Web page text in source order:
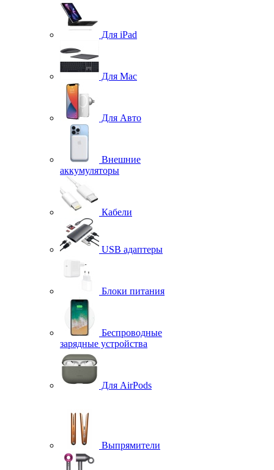
Для iPad
Для Mac
Для Авто
Внешние
аккумуляторы
Кабели
USB адаптеры
Блоки питания
Беспроводные
зарядные устройства
Для AirPods
Выпрямители